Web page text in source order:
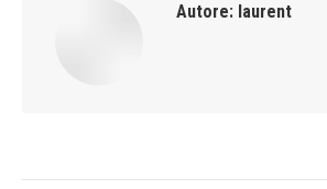
Autore: laurent